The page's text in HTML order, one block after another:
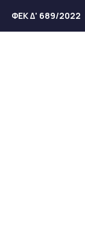
ΦΕΚ Δ' 689/2022